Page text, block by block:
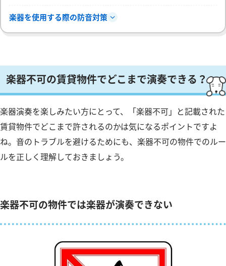
楽器を使用する際の防音対策
楽器不可の賃貸物件でどこまで演奏できる？
楽器演奏を楽しみたい方にとって、「楽器不可」と記載された
賃貸物件でどこまで許されるのかは気になるポイントですよ
ね。音のトラブルを避けるためにも、楽器不可の物件でのルー
ルを正しく理解しておきましょう。
楽器不可の物件では楽器が演奏できない